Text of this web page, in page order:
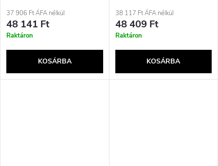
37 906 Ft ÁFA nélkül
48 141 Ft
Raktáron
KOSÁRBA
38 117 Ft ÁFA nélkül
48 409 Ft
Raktáron
KOSÁRBA